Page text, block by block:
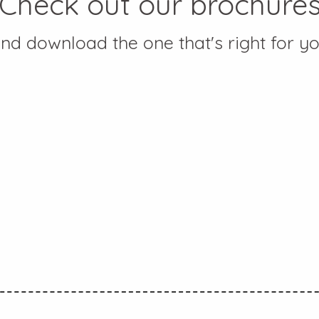
download the one that's right for